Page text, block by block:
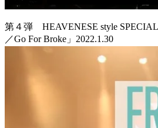
第４弾 HEAVENESE style
／Go For Broke」2022.1.30